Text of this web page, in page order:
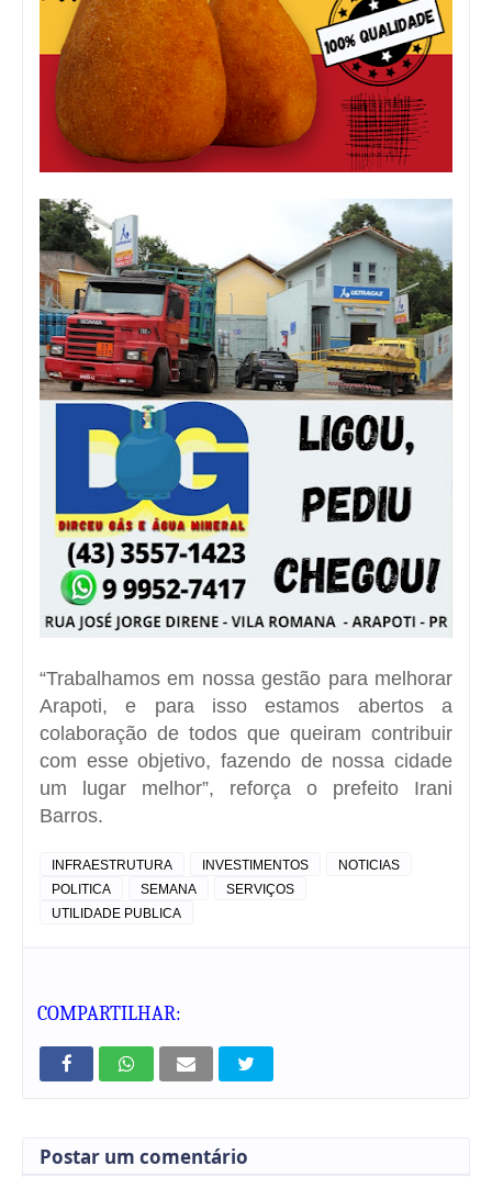
“Trabalhamos em nossa gestão para melhorar
Arapoti, e para isso estamos abertos a
colaboração de todos que queiram contribuir
com esse objetivo, fazendo de nossa cidade
um lugar melhor”, reforça o prefeito Irani
Barros.
INFRAESTRUTURA INVESTIMENTOS
NOTICIAS
POLITICA
SEMANA
SERVIÇOS
UTILIDADE PUBLICA
COMPARTILHAR:
Postar um comentário